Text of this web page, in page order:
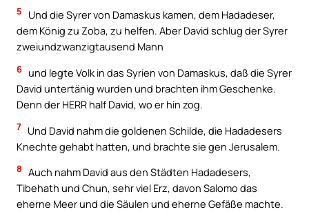
5
Und die Syrer von Damaskus kamen, dem Hadadeser,
dem König zu Zoba, zu helfen. Aber David schlug der Syrer
zweiundzwanzigtausend Mann
6 und legte Volk in das Syrien von Damaskus, daß die Syrer
David untertänig wurden und brachten ihm Geschenke.
Denn der HERR half David, wo er hin zog.
7 Und David nahm die goldenen Schilde, die Hadadesers
Knechte gehabt hatten, und brachte sie gen Jerusalem.
8 Auch nahm David aus den Städten Hadadesers,
Tibehath und Chun, sehr viel Erz, davon Salomo das
eherne Meer und die Säulen und eherne Gefäße machte.